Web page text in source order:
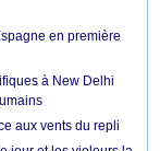
en première
à New Delhi
aux vents du repli